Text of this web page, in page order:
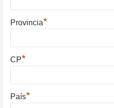
Provincia*
CP*
País*